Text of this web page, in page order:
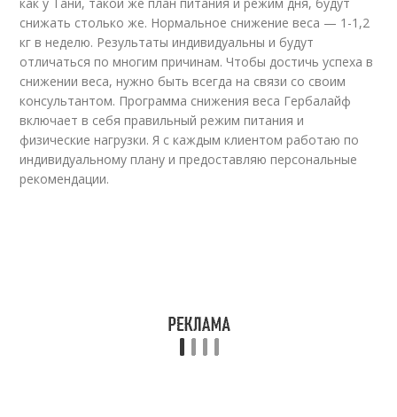
снижать столько же. Нормальное снижение веса — 1-1,2
кг в неделю. Результаты индивидуальны и будут
отличаться по многим причинам. Чтобы достичь успеха в
снижении веса, нужно быть всегда на связи со своим
консультантом. Программа снижения веса Гербалайф
включает в себя правильный режим питания и
физические нагрузки. Я с каждым клиентом работаю по
индивидуальному плану и предоставляю персональные
рекомендации.